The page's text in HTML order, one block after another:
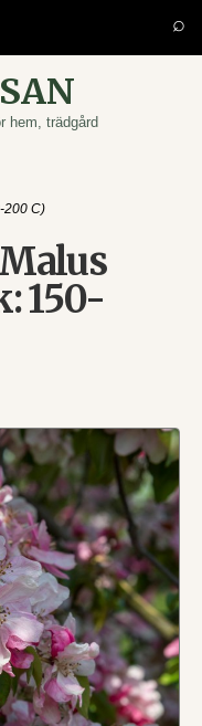
hem, trädgård
⌕
200 C)
150-